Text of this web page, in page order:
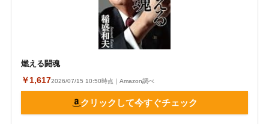
燃える闘魂
￥1,6172026/07/15 10:50時点｜Amazon調べ
クリックして今すぐチェック